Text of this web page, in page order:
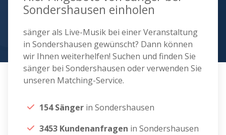
Sondershausen einholen
sänger als Live-Musik bei einer Veranstaltung
in Sondershausen gewünscht? Dann können
wir Ihnen weiterhelfen! Suchen und finden Sie
sänger bei Sondershausen oder verwenden Sie
unseren Matching-Service.
154 Sänger in Sondershausen
3453 Kundenanfragen in Sondershausen